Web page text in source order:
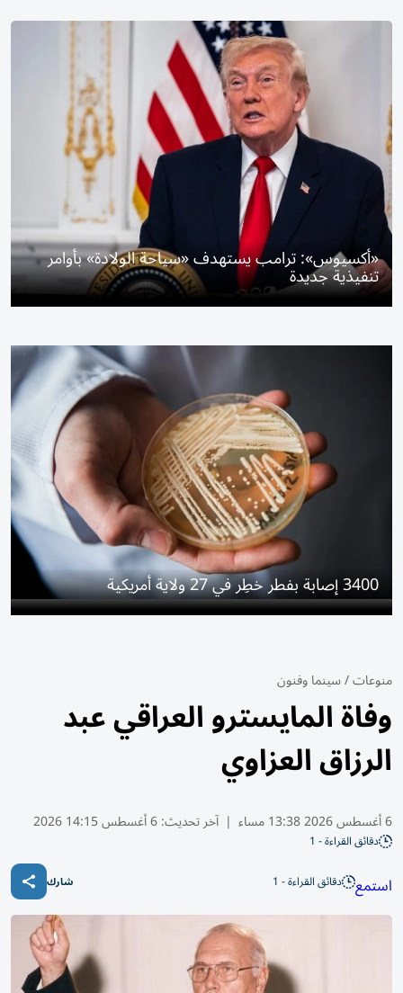
«أكسيوس»: ترامب يستهدف «سياحة الولادة» بأوامر
تنفيذية جديدة
3400 إصابة بفطر خطِر في 27 ولاية أمريكية
منوعات/سينما وفنون
وفاة المايسترو العراقي عبد
الرزاق العزاوي
6 أغسطس 2026 13:38 مساء | آخر تحديث:6 أغسطس 14:15 2026
دقائق القراءة - 1
استمع دقائق القراءة - 1 شارك